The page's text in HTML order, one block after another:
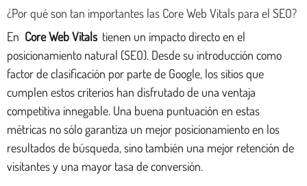
¿Por qué son tan importantes las Core Web Vitals para el SEO?
En Core Web Vitals tienen un impacto directo en el
posicionamiento natural (SEO). Desde su introducción como
factor de clasificación por parte de Google, los sitios que
cumplen estos criterios han disfrutado de una ventaja
competitiva innegable. Una buena puntuación en estas
métricas no sólo garantiza un mejor posicionamiento en los
resultados de búsqueda, sino también una mejor retención de
visitantes y una mayor tasa de conversión.